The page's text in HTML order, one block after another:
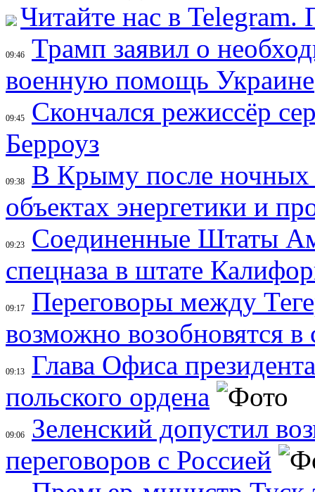
Читайте нас в
09:46
Трамп заявил о
военную помощь Украине
09:45
Скончался режиссёр
Берроуз
09:38
В Крыму после ночных
объектах энергетики и
09:23
Соединенные Штаты
спецназа в штате
09:17
Переговоры между
возможно возобновятся
09:13
Глава Офиса
польского ордена
09:06
Зеленский допустил
переговоров с Россией